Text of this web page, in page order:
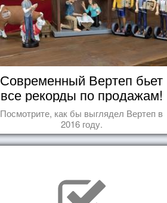
Современный Вертеп бьет
все рекорды по продажам!
Посмотрите, как бы выглядел Вертеп в
2016 году.